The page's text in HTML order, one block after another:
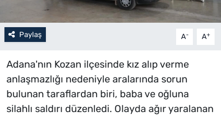
Paylaş A- A+
Adana'nın Kozan ilçesinde kız alıp verme
anlaşmazlığı nedeniyle aralarında sorun
bulunan taraflardan biri, baba ve oğluna
silahlı saldırı düzenledi. Olayda ağır yaralanan